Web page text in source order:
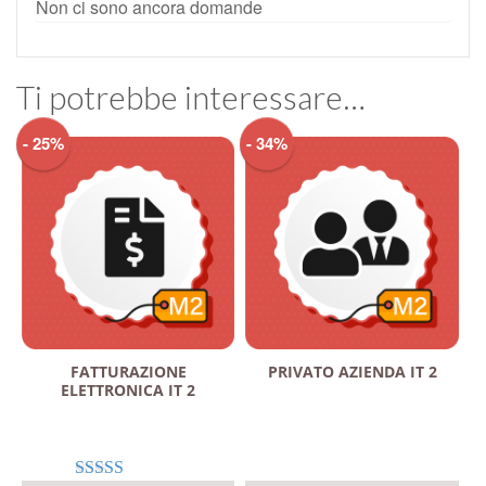
Non ci sono ancora domande
Ti potrebbe interessare…
- 25%
FATTURAZIONE
ELETTRONICA IT 2
- 34%
PRIVATO AZIENDA IT 2